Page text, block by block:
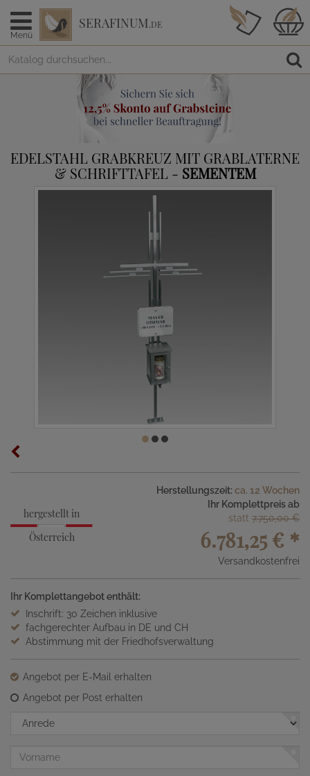
Menü
SERAFINUM.DE
EDELSTAHL GRABKREUZ MIT GRABLATERNE
& SCHRIFTTAFEL - SEMENTEM
hergestellt in
Österreich
Herstellungszeit: ca. 12 Wochen
Ihr Komplettpreis ab
statt 7.750,00 €
6.781,25 € *
Versandkostenfrei
Ihr Komplettangebot enthält:
Inschrift: 30 Zeichen inklusive
fachgerechter Aufbau in DE und CH
Abstimmung mit der Friedhofsverwaltung
Angebot per E-Mail erhalten
Angebot per Post erhalten
Anrede
Vorname